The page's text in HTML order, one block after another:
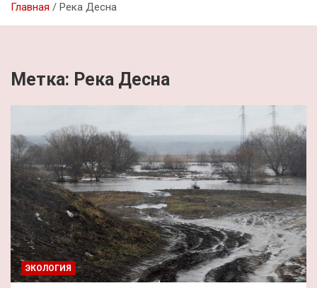
Главная Река Десна
Метка: Река Десна
ЭКОЛОГИЯ